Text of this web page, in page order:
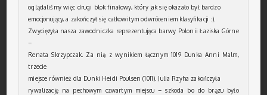
oglądaliśmy więc drugi blok finałowy, który jak się okazało był bardzo
emocjonujący, a zakończył się całkowitym odwróceniem klasyfikacji :).
Zwyciężyła nasza zawodniczka reprezentująca barwy Polonii Łaziska Górne
–
Renata Skrzypczak. Za nią z wynikiem łącznym 1019 Dunka Anni Malm,
trzecie
miejsce również dla Dunki Heidi Poulsen (1011). Julia Rzyha zakończyła
rywalizację na pechowym czwartym miejscu – szkoda bo do brązu było